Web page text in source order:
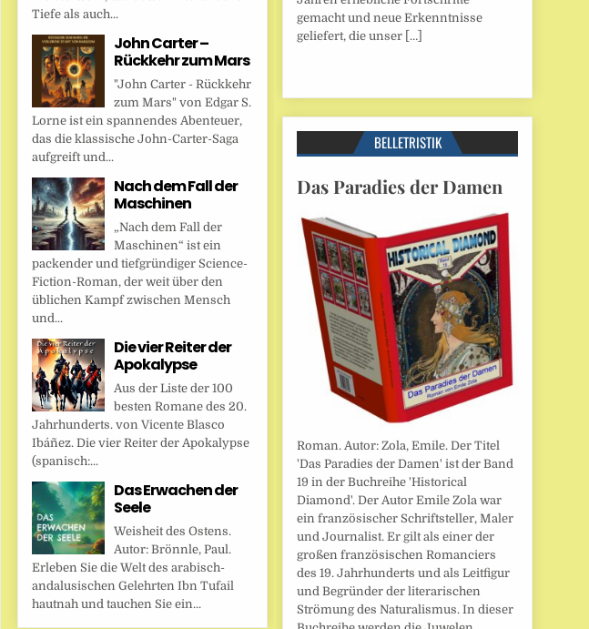
Tiefe als auch...
John Carter –
Rückkehr zum Mars
"John Carter - Rückkehr
zum Mars" von Edgar S.
Lorne ist ein spannendes Abenteuer,
das die klassische John-Carter-Saga
aufgreift und...
Nach dem Fall der
Maschinen
„Nach dem Fall der
Maschinen“ ist ein
packender und tiefgründiger Science-
Fiction-Roman, der weit über den
üblichen Kampf zwischen Mensch
und...
Die vier Reiter der
Apokalypse
Aus der Liste der 100
besten Romane des 20.
Jahrhunderts. von Vicente Blasco
Ibáñez. Die vier Reiter der Apokalypse
(spanisch:...
Das Erwachen der
Seele
Weisheit des Ostens.
Autor: Brönnle, Paul.
Erleben Sie die Welt des arabisch-
andalusischen Gelehrten Ibn Tufail
hautnah und tauchen Sie ein...
gemacht und neue Erkenntnisse
geliefert, die unser […]
BELLETRISTIK
Das Paradies der Damen
Roman. Autor: Zola, Emile. Der Titel
'Das Paradies der Damen' ist der Band
19 in der Buchreihe 'Historical
Diamond'. Der Autor Emile Zola war
ein französischer Schriftsteller, Maler
und Journalist. Er gilt als einer der
großen französischen Romanciers
des 19. Jahrhunderts und als Leitfigur
und Begründer der literarischen
Strömung des Naturalismus. In dieser